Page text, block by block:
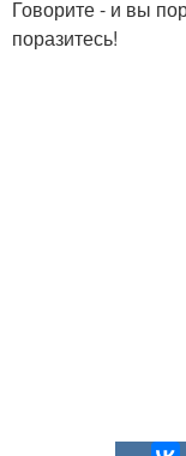
Говорите - и вы
поразитесь!